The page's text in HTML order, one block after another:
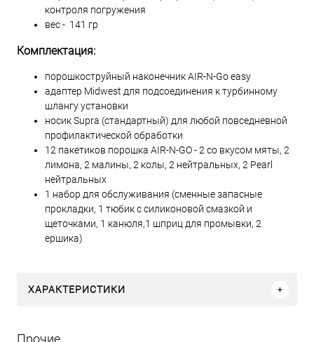
контроля погружения
вес - 141 гр
Комплектация:
порошкоструйный наконечник AIR-N-Go easy
адаптер Midwest для подсоединения к турбинному
шлангу установки
носик Supra (стандартный) для любой повседневной
профилактической обработки
12 пакетиков порошка AIR-N-GO - 2 со вкусом мяты, 2
лимона, 2 малины, 2 колы, 2 нейтральных, 2 Pearl
нейтральных
1 набор для обслуживания (сменные запасные
прокладки, 1 тюбик с силиконовой смазкой и
щеточками, 1 канюля,1 шприц для промывки, 2
ершика)
ХАРАКТЕРИСТИКИ